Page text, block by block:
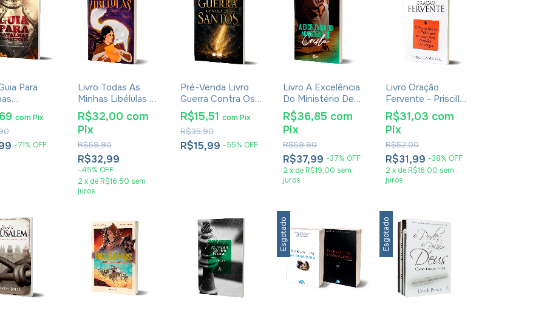
Para
- David
-71% OFF
comPix
Livro Todas As
Minhas Libélulas -
Gabrielli Casseta
R$32,99
-45% OFF
R$59,90
R$32,00 com
Pix
2 x de R$16,50 sem
juros
Pré-Venda Livro
Guerra Contra Os
Santos - Jessie
Penn-Lewis
R$15,99 -55% OFF
R$35,90
R$15,51 comPix
Livro A Excelência
Do Ministério De
Cristo - Gilmar
Vieira Chaves
R$37,99 -37% OFF
R$59,90
R$36,85 com
Pix
2 x de R$19,00 sem
juros
Livro Oração
Fervente - Priscilla
Shirer
R$31,99 -38% OFF
R$52,00
R$31,03 com
Pix
2 x de R$16,00 sem
juros
Esgotado Esgotado